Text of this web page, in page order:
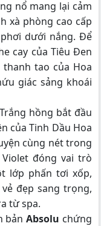
nổ mang lại cảm
xà phòng cao cấp
dưới nắng. Để
cay của Tiêu Đen
tao của Hoa
giác sảng khoái
hồng bắt đầu
của Tinh Dầu Hoa
cùng nét trong
đóng vai trò
lớp phấn tơi xốp,
đẹp sang trọng,
từ spa.
bảnAbsolu chứng